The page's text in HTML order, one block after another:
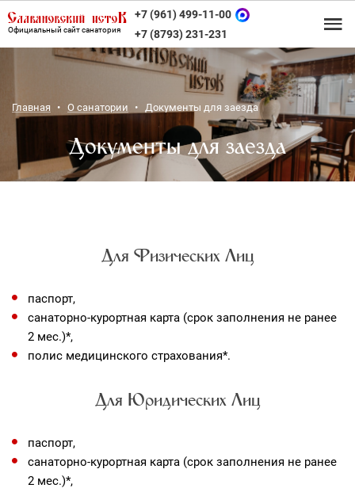
Официальный сайт санатория
+7 (961) 499-11-00
+7 (8793) 231-231
Главная О санатории Документы для заезда
Документы для заезда
Для Физических Лиц
паспорт,
санаторно-курортная карта (срок заполнения не ранее
2 мес.)*,
полис медицинского страхования*.
Для Юридических Лиц
паспорт,
санаторно-курортная карта (срок заполнения не ранее
2 мес.)*,